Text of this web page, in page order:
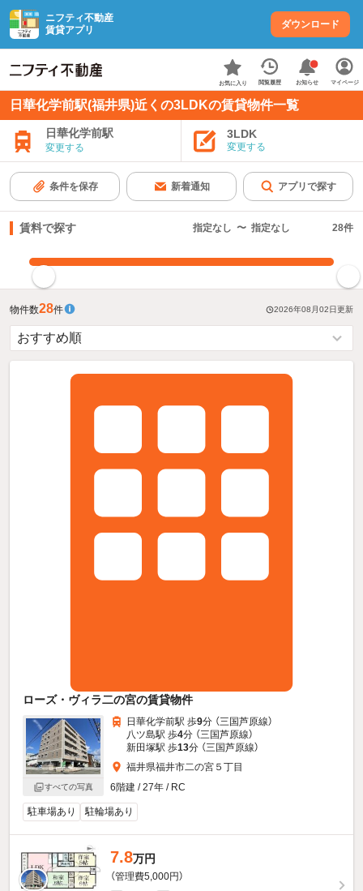
ニフティ不動産
賃貸アプリ
ダウンロード
お気に入り 閲覧履歴 お知らせ マイページ
日華化学前駅(福井県)近くの3LDKの賃貸物件一覧
日華化学前駅
変更する
3LDK
変更する
条件を保存 新着通知 アプリで探す
賃料で探す 指定なし 〜 指定なし 28件
物件数28件 2026年08月02日更新
ローズ・ヴィラ二の宮の賃貸物件
すべての写真
日華化学前駅 歩9分 （三国芦原線）
八ツ島駅 歩4分 （三国芦原線）
新田塚駅 歩13分 （三国芦原線）
福井県福井市二の宮５丁目
6階建 / 27年 / RC
駐車場あり 駐輪場あり
7.8万円
（管理費5,000円）